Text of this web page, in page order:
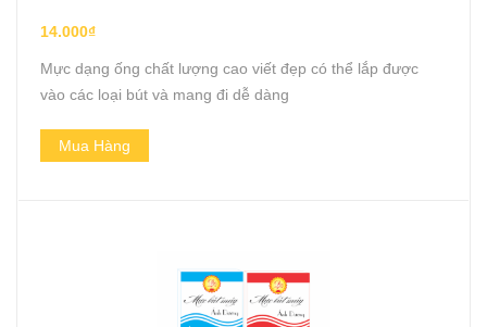
14.000₫
Mực dạng ống chất lượng cao viết đẹp có thể lắp được
vào các loại bút và mang đi dễ dàng
Mua Hàng